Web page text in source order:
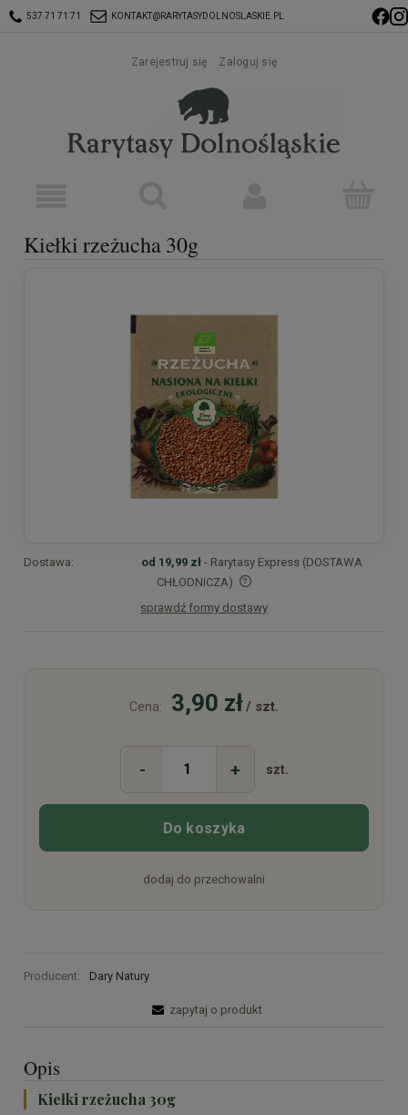
537 71 71 71 KONTAKT@RARYTASYDOLNOSLASKIE.PL
Zarejestruj się Zaloguj się
Kiełki rzeżucha 30g
Dostawa: od 19,99 zł - Rarytasy Express (DOSTAWA
CHŁODNICZA)
Cena nie zawiera ewentualnych kosztów płatności
sprawdź formy dostawy
Cena: 3,90 zł/ szt.
- + szt.
Do koszyka
dodaj do przechowalni
Producent: Dary Natury
zapytaj o produkt
Opis
Kiełki rzeżucha 30g